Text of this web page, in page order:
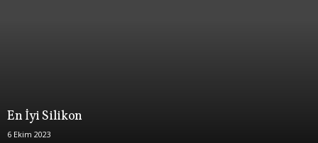
En İyi Silikon
6 Ekim 2023